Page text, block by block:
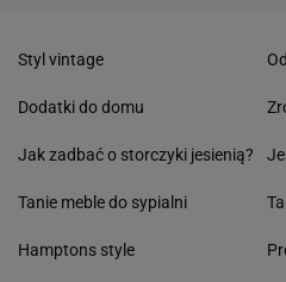
Styl vintage
Dodatki do domu
Jak zadbać o storczyki jesienią?
Tanie meble do sypialni
Hamptons style